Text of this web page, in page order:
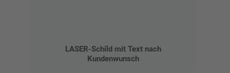
LASER-Schild mit Text nach
Kundenwunsch